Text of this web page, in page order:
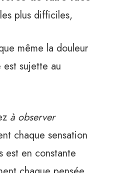
plus difficiles,
même la douleur
est sujette au
à observer
chaque sensation
est en constante